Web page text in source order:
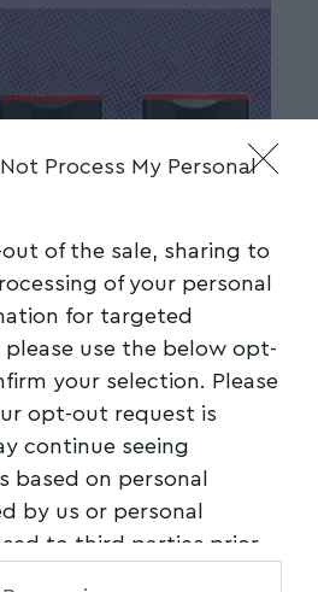
Process My Personal
of the sale, sharing to
of your personal
for targeted
use the below opt-
your selection. Please
opt-out request is
continue seeing
based on personal
by us or personal
to third parties prior